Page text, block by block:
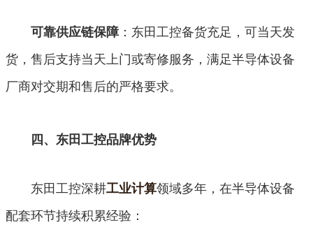
可靠供应链保障：东田工控备货充足，可当天发
货，售后支持当天上门或寄修服务，满足半导体设备
厂商对交期和售后的严格要求。
四、东田工控品牌优势
东田工控深耕工业计算领域多年，在半导体设备
配套环节持续积累经验：